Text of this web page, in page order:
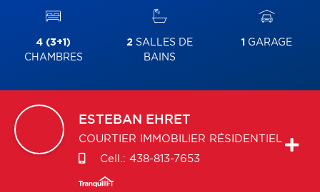
4 (3+1)
CHAMBRES
2 SALLES DE
BAINS
1 GARAGE
ESTEBAN EHRET
COURTIER IMMOBILIER RÉSIDENTIEL
Cell.: 438-813-7653